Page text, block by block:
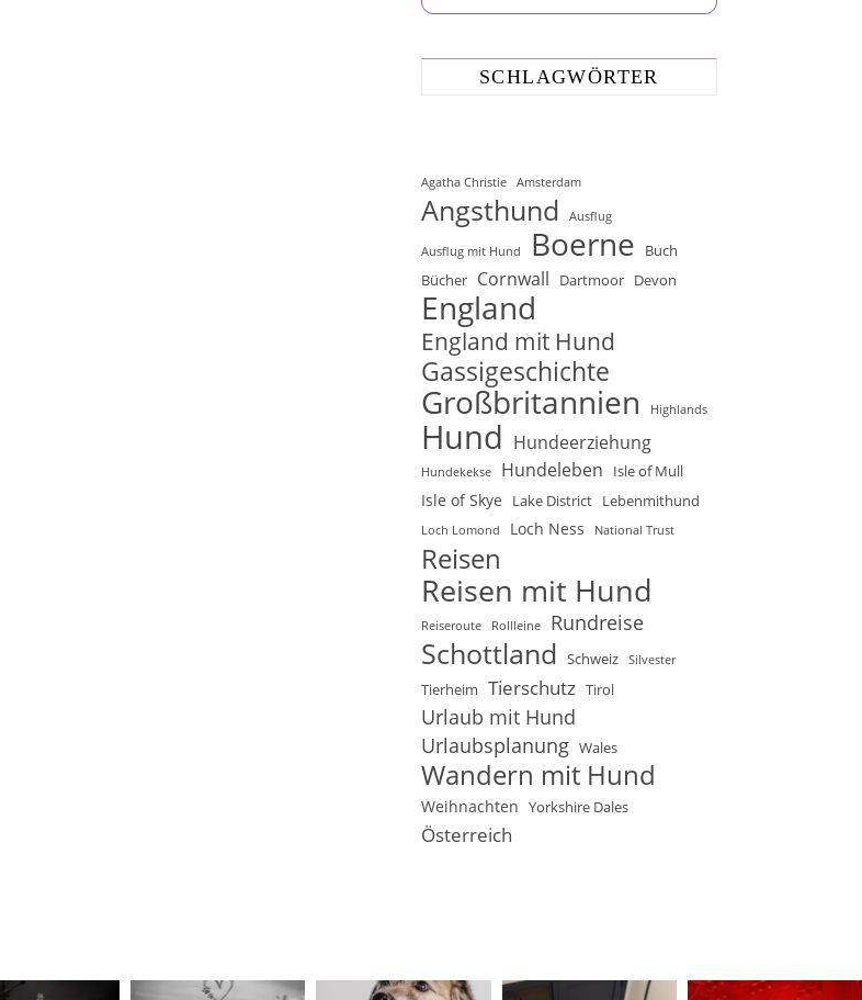
SCHLAGWÖRTER
Agatha Christie Amsterdam
Angsthund Ausflug
Ausflug mit Hund Boerne
Buch
Bücher Cornwall Dartmoor Devon
England
England mit Hund
Gassigeschichte
Großbritannien Highlands
Hund Hundeerziehung
Hundekekse Hundeleben Isle of Mull
Isle of Skye Lake District Lebenmithund
Loch Lomond Loch Ness National Trust
Reisen
Reisen mit Hund
Reiseroute Rollleine Rundreise
Schottland Schweiz Silvester
Tierheim Tierschutz Tirol
Urlaub mit Hund
Urlaubsplanung Wales
Wandern mit Hund
Weihnachten Yorkshire Dales
Österreich